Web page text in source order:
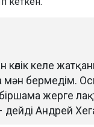
көлік келе
мән бермедім.
жерге
Андрей